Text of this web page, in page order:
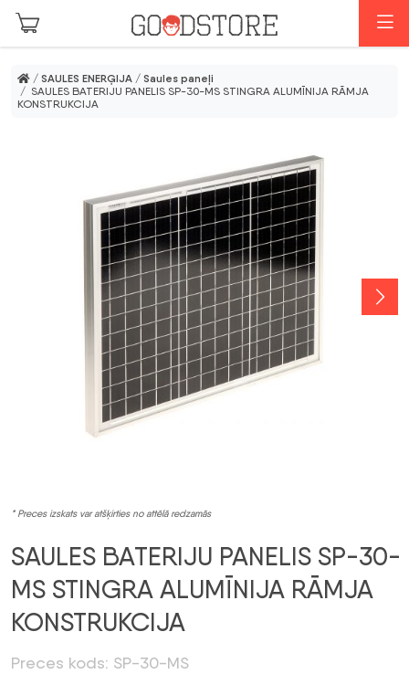
Skip to main content
/ SAULES ENERĢIJA / Saules paneļi
/ SAULES BATERIJU PANELIS SP-30-MS STINGRA ALUMĪNIJA RĀMJA
KONSTRUKCIJA
* Preces izskats var atšķirties no attēlā redzamās
SAULES BATERIJU PANELIS SP-30-
MS STINGRA ALUMĪNIJA RĀMJA
KONSTRUKCIJA
Preces kods: SP-30-MS